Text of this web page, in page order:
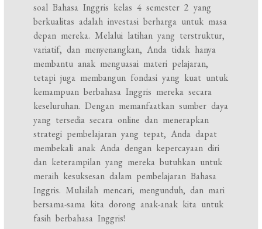
soal Bahasa Inggris kelas 4 semester 2 yang
berkualitas adalah investasi berharga untuk masa
depan mereka. Melalui latihan yang terstruktur,
variatif, dan menyenangkan, Anda tidak hanya
membantu anak menguasai materi pelajaran,
tetapi juga membangun fondasi yang kuat untuk
kemampuan berbahasa Inggris mereka secara
keseluruhan. Dengan memanfaatkan sumber daya
yang tersedia secara online dan menerapkan
strategi pembelajaran yang tepat, Anda dapat
membekali anak Anda dengan kepercayaan diri
dan keterampilan yang mereka butuhkan untuk
meraih kesuksesan dalam pembelajaran Bahasa
Inggris. Mulailah mencari, mengunduh, dan mari
bersama-sama kita dorong anak-anak kita untuk
fasih berbahasa Inggris!